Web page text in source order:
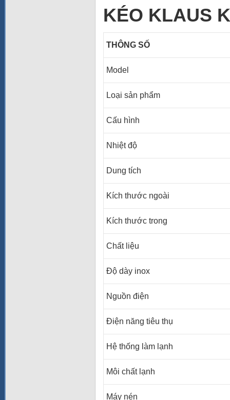
KÉO KLAUS
THÔNG SỐ
Model
Loại sản phẩm
Cấu hình
Nhiệt độ
Dung tích
Kích thước ngoài
Kích thước trong
Chất liệu
Độ dày inox
Nguồn điện
Điện năng tiêu thụ
Hệ thống làm lạnh
Môi chất lạnh
Máy nén